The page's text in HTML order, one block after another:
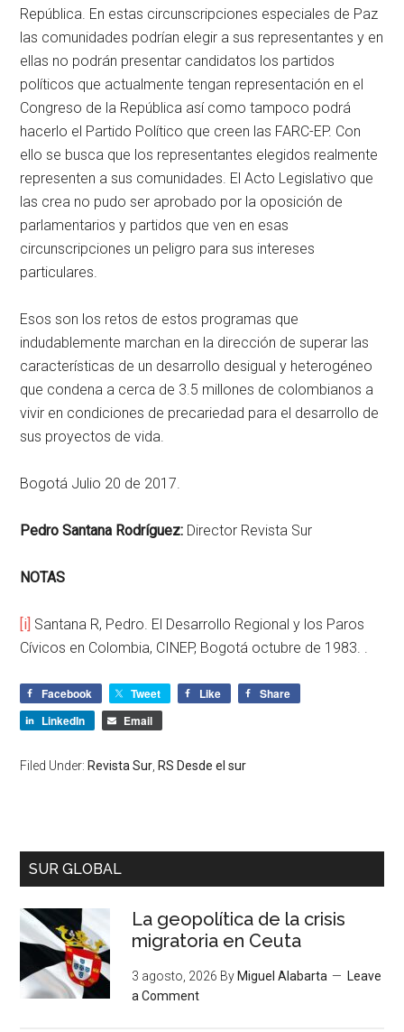
República. En estas circunscripciones especiales de Paz
las comunidades podrían elegir a sus representantes y en
ellas no podrán presentar candidatos los partidos
políticos que actualmente tengan representación en el
Congreso de la República así como tampoco podrá
hacerlo el Partido Político que creen las FARC-EP. Con
ello se busca que los representantes elegidos realmente
representen a sus comunidades. El Acto Legislativo que
las crea no pudo ser aprobado por la oposición de
parlamentarios y partidos que ven en esas
circunscripciones un peligro para sus intereses
particulares.
Esos son los retos de estos programas que
indudablemente marchan en la dirección de superar las
características de un desarrollo desigual y heterogéneo
que condena a cerca de 3.5 millones de colombianos a
vivir en condiciones de precariedad para el desarrollo de
sus proyectos de vida.
Bogotá Julio 20 de 2017.
Pedro Santana Rodríguez: Director Revista Sur
NOTAS
[i] Santana R, Pedro. El Desarrollo Regional y los Paros
Cívicos en Colombia, CINEP, Bogotá octubre de 1983. .
Facebook Tweet Like
Share
LinkedIn
Email
Filed Under: Revista Sur RS Desde el sur
SUR GLOBAL
La geopolítica de la crisis
migratoria en Ceuta
3 agosto, 2026 By Miguel Alabarta
Leave
a Comment